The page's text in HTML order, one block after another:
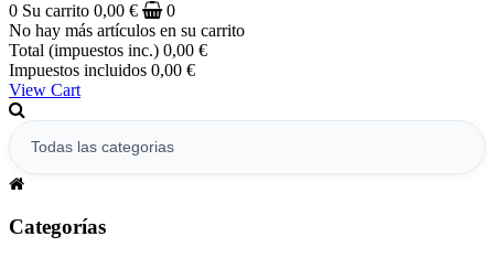
0 Su carrito 0,00 €
0
No hay más artículos en su carrito
Total (impuestos inc.) 0,00 €
Impuestos incluidos 0,00 €
View Cart
Categorías